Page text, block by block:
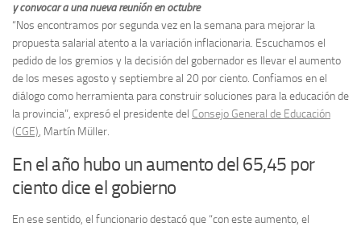
y convocar a una nueva reunión en octubre
“Nos encontramos por segunda vez en la semana para mejorar la
propuesta salarial atento a la variación inflacionaria. Escuchamos el
pedido de los gremios y la decisión del gobernador es llevar el aumento
de los meses agosto y septiembre al 20 por ciento. Confiamos en el
diálogo como herramienta para construir soluciones para la educación de
la provincia”, expresó el presidente del Consejo General de Educación
(CGE), Martín Müller.
En el año hubo un aumento del 65,45 por
ciento dice el gobierno
En ese sentido, el funcionario destacó que “con este aumento, el